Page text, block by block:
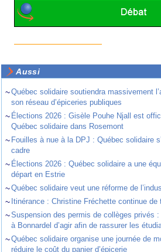
Aussi
~Québec solidaire soutiendra massivement
son réseau d’épiceries publiques
~ Élections 2026 : Gisèle Pouhe Njall est
Québec solidaire dans Rosemont
~ Fouilles à nue à la DPJ : Québec solidaire
cadre
~ Élections 2026 : Québec solidaire a une
départ en Estrie
~Québec solidaire veut une réforme de
~ Itinérance : Christine Fréchette continue de
~Suspension des permis de collèges privés
à Bonnardel d’agir afin de rassurer les
~Québec solidaire organise une journée de
réduire le coût du panier d’épicerie